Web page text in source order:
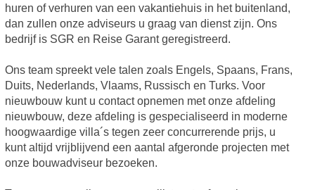
huren of verhuren van een vakantiehuis in het buitenland,
dan zullen onze adviseurs u graag van dienst zijn. Ons
bedrijf is SGR en Reise Garant geregistreerd.
Ons team spreekt vele talen zoals Engels, Spaans, Frans,
Duits, Nederlands, Vlaams, Russisch en Turks. Voor
nieuwbouw kunt u contact opnemen met onze afdeling
nieuwbouw, deze afdeling is gespecialiseerd in moderne
hoogwaardige villa´s tegen zeer concurrerende prijs, u
kunt altijd vrijblijvend een aantal afgeronde projecten met
onze bouwadviseur bezoeken.